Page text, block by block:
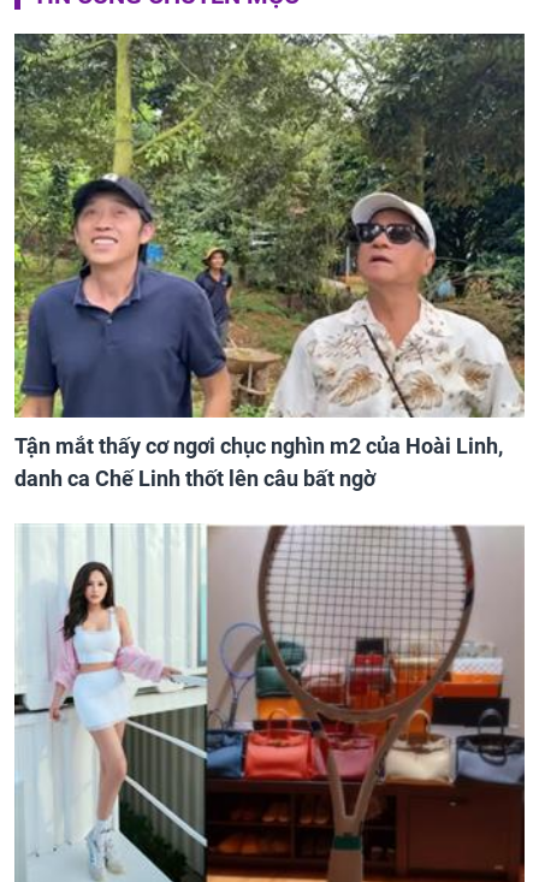
Tận mắt thấy cơ ngơi chục nghìn m2 của Hoài Linh,
danh ca Chế Linh thốt lên câu bất ngờ